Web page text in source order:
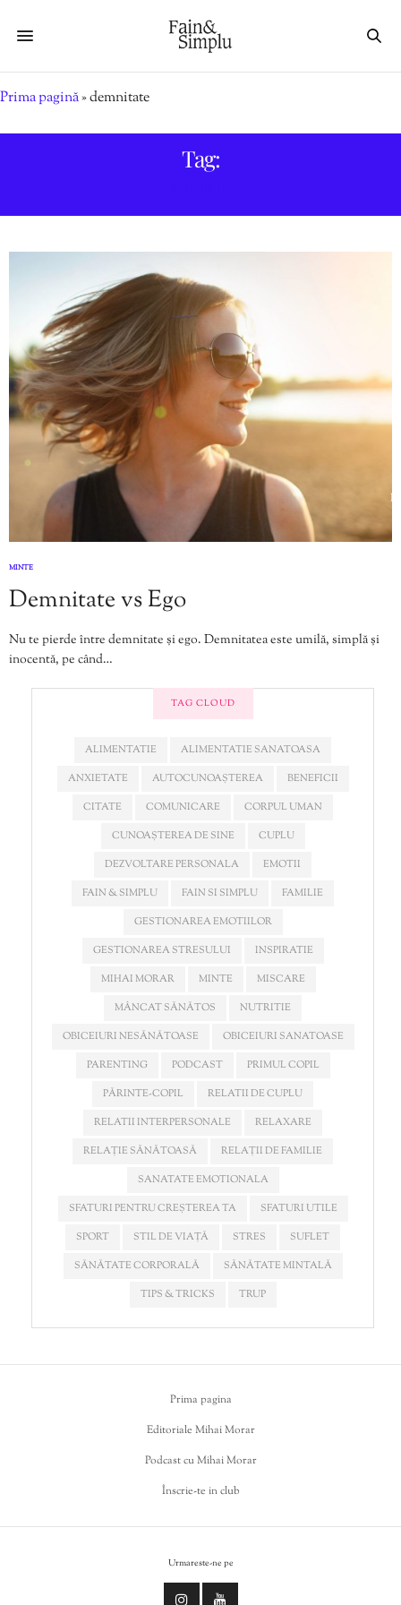
Prima pagină»demnitate
Tag:
MINTE
Demnitate vs Ego
Nu te pierde între demnitate și ego. Demnitatea este umilă, simplă și
inocentă, pe când…
TAG CLOUD
ALIMENTATIE
ALIMENTATIE SANATOASA
ANXIETATE
AUTOCUNOAȘTEREA
BENEFICII
CITATE
COMUNICARE
CORPUL UMAN
CUNOAȘTEREA DE SINE
CUPLU
DEZVOLTARE PERSONALA
EMOTII
FAIN & SIMPLU
FAIN SI SIMPLU
FAMILIE
GESTIONAREA EMOTIILOR
GESTIONAREA STRESULUI
INSPIRATIE
MIHAI MORAR
MINTE
MISCARE
MÂNCAT SĂNĂTOS
NUTRITIE
OBICEIURI NESĂNĂTOASE
OBICEIURI SANATOASE
PARENTING
PODCAST
PRIMUL COPIL
PĂRINTE-COPIL
RELATII DE CUPLU
RELATII INTERPERSONALE
RELAXARE
RELAȚIE SĂNĂTOASĂ
RELAȚII DE FAMILIE
SANATATE EMOTIONALA
SFATURI PENTRU CREȘTEREA TA
SFATURI UTILE
SPORT
STIL DE VIAȚĂ STRES
SUFLET
SĂNĂTATE CORPORALĂ
SĂNĂTATE MINTALĂ
TIPS & TRICKS
TRUP
Prima pagina
Editoriale Mihai Morar
Podcast cu Mihai Morar
Înscrie-te in club
Urmareste-ne pe